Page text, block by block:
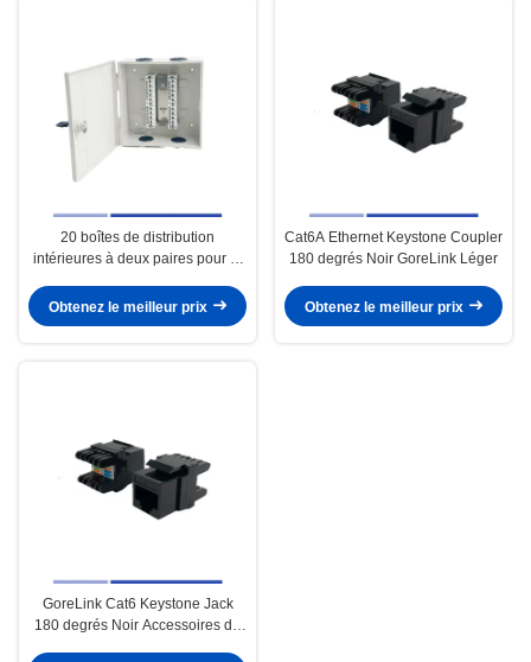
20 boîtes de distribution
intérieures à deux paires pour la
système de télécommunications
Obtenez le meilleur prix
Cat6A Ethernet Keystone Coupler
180 degrés Noir GoreLink Léger
Obtenez le meilleur prix
GoreLink Cat6 Keystone Jack
180 degrés Noir Accessoires de